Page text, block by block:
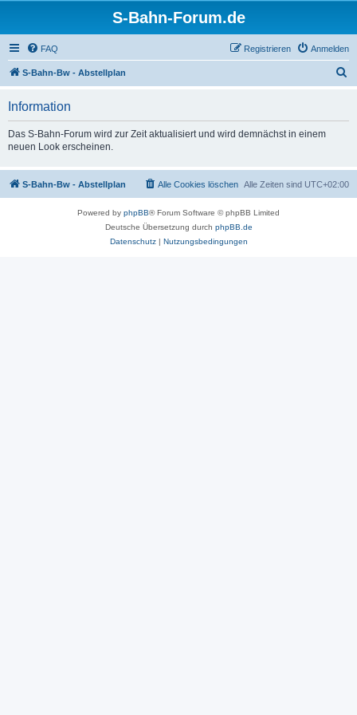
S-Bahn-Forum.de
FAQ Anmelden
Registrieren
S-Bahn-Bw - Abstellplan
Information
Das S-Bahn-Forum wird zur Zeit aktualisiert und wird demnächst in einem
neuen Look erscheinen.
S-Bahn-Bw - Abstellplan Alle Zeiten sind UTC+02:00
Alle Cookies löschen
Powered by phpBB® Forum Software © phpBB Limited
Deutsche Übersetzung durch phpBB.de
Datenschutz| Nutzungsbedingungen